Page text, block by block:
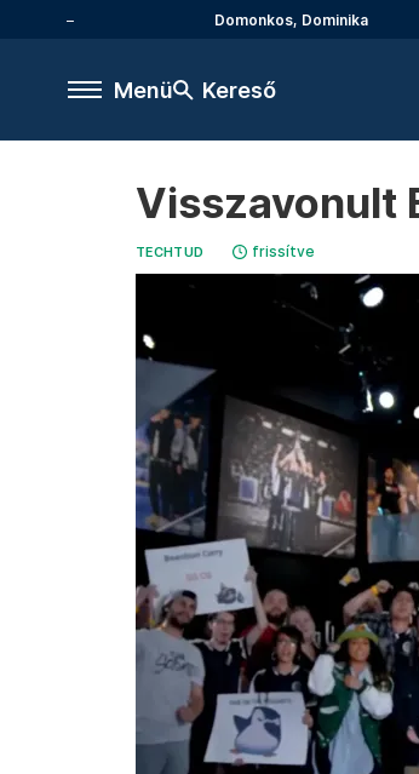
Domonkos, Dominika
Menü Kereső
Visszavonult
TECHTUD frissítve